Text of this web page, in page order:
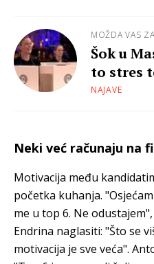
MOŽDA VAS
Šok u
to stres
NAJAVE
Neki već računaju na
Motivacija među
početka kuhanja.
me u top 6. Ne
Endrina naglasiti: "Što se
motivacija je sve veća".